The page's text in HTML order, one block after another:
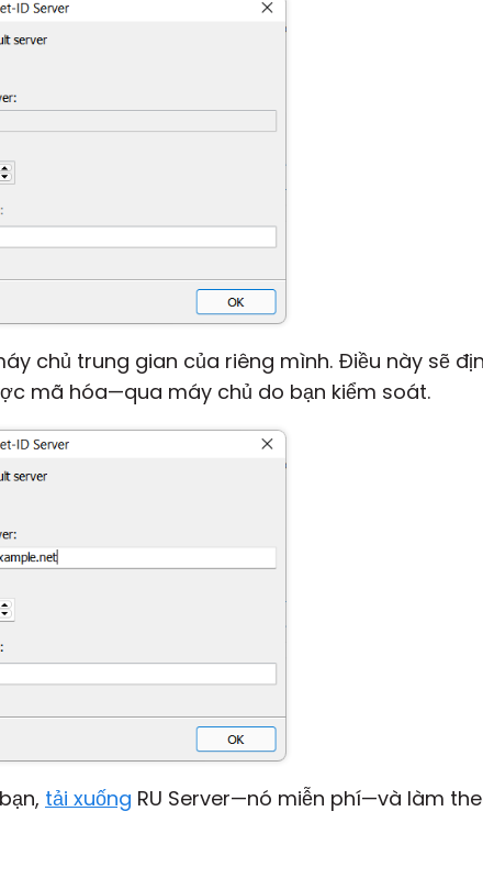
chủ trung gian của riêng mình. Điều này sẽ
mã hóa—qua máy chủ do bạn kiểm soát.
tải xuống RU Server—nó miễn phí—và làm